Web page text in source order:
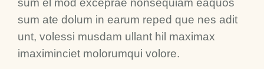
sum el mod exceprae nonsequiam eaquos
sum ate dolum in earum reped que nes adit
unt, volessi musdam ullant hil maximax
imaximinciet molorumqui volore.